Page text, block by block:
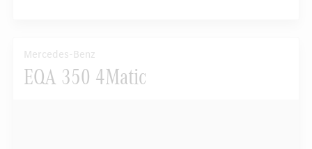
Mercedes-Benz
EQA 350 4Matic